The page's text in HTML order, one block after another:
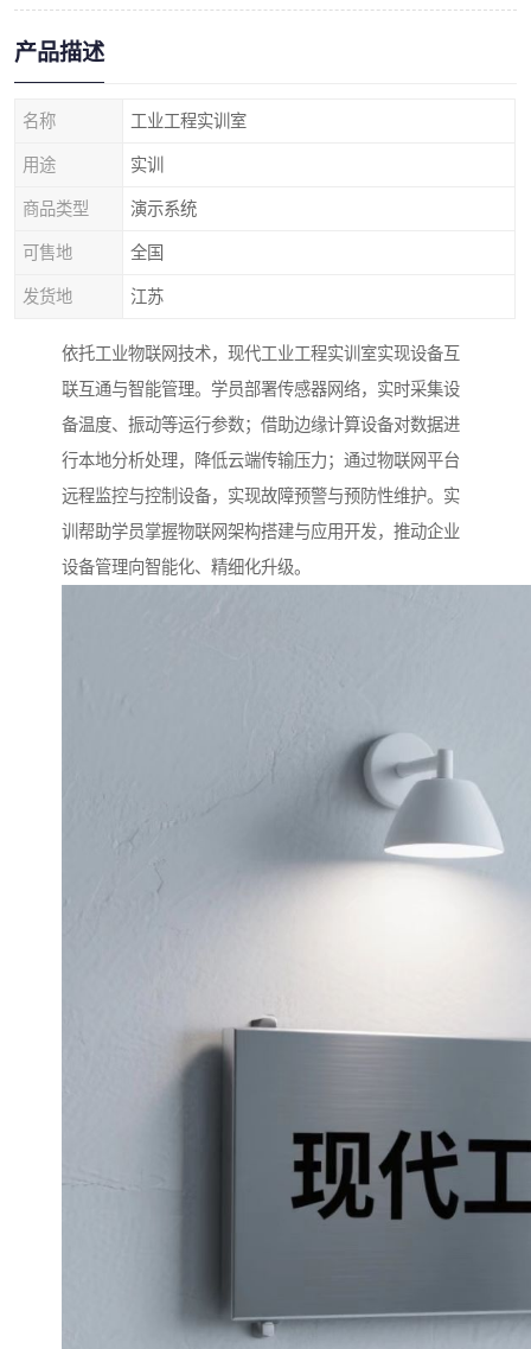
产品描述
名称 工业工程实训室
用途 实训
商品类型 演示系统
可售地 全国
发货地 江苏
依托工业物联网技术，现代工业工程实训室实现设备互
联互通与智能管理。学员部署传感器网络，实时采集设
备温度、振动等运行参数；借助边缘计算设备对数据进
行本地分析处理，降低云端传输压力；通过物联网平台
远程监控与控制设备，实现故障预警与预防性维护。实
训帮助学员掌握物联网架构搭建与应用开发，推动企业
设备管理向智能化、精细化升级。